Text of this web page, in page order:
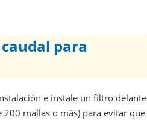
para
e instale un filtro delante
mallas o más) para evitar que